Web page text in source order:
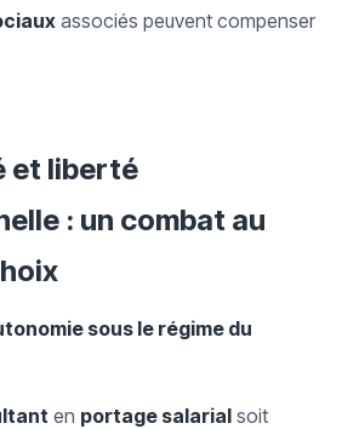
associés peuvent compenser
et liberté
: un combat au
sous le régime du
en portage salarial soit